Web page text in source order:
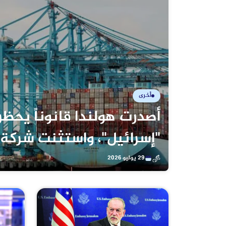
أخرى
أصدرت هولندا قانوناً
"إسرائيل"، واستثنت
29 يوليو 2026